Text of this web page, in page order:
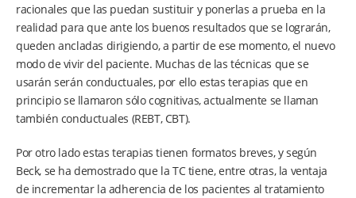
racionales que las puedan sustituir y ponerlas a prueba en la
realidad para que ante los buenos resultados que se lograrán,
queden ancladas dirigiendo, a partir de ese momento, el nuevo
modo de vivir del paciente. Muchas de las técnicas que se
usarán serán conductuales, por ello estas terapias que en
principio se llamaron sólo cognitivas, actualmente se llaman
también conductuales (REBT, CBT).
Por otro lado estas terapias tienen formatos breves, y según
Beck, se ha demostrado que la TC tiene, entre otras, la ventaja
de incrementar la adherencia de los pacientes al tratamiento